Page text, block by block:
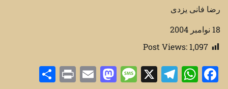
رضا فانی یزدی
18 نوامبر 2004
Post Views: 1,097
Facebook
WhatsApp
Telegram
X
Message
Mastodon
Email
Print